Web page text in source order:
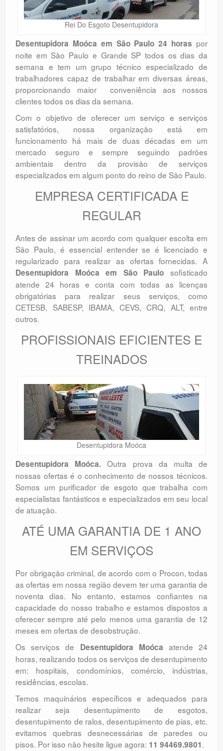
Rei Do Esgoto Desentupidora
Desentupidora Moóca em São Paulo 24 horas por
noite em São Paulo e Grande SP todos os dias da
semana e tem um grupo técnico especializado de
trabalhadores capaz de trabalhar em diversas áreas,
proporcionando maior conveniência aos nossos
clientes todos os dias da semana.
Com o objetivo de oferecer um serviço e serviços
satisfatórios, nossa organização está em
funcionamento há mais de duas décadas em um
mercado seguro e sempre seguindo padrões
ambientais dentro da provisão de serviços
especializados em algum ponto do reino de São Paulo.
EMPRESA CERTIFICADA E
REGULAR
Antes de assinar um acordo com qualquer escolta em
São Paulo, é essencial entender se é licenciado e
regularizado para realizar as ofertas fornecidas. A
Desentupidora Moóca em São Paulo sofisticado
atende 24 horas e conta com todas as licenças
obrigatórias para realizar seus serviços, como
CETESB, SABESP, IBAMA, CEVS, CRQ, ALT, entre
outros.
PROFISSIONAIS EFICIENTES E
TREINADOS
Desentupidora Moóca
Desentupidora Moóca.Outra prova da multa de
nossas ofertas é o conhecimento de nossos técnicos.
Somos um purificador de esgoto que trabalha com
especialistas fantásticos e especializados em seu local
de atuação.
ATÉ UMA GARANTIA DE 1 ANO
EM SERVIÇOS
Por obrigação criminal, de acordo com o Procon, todas
as ofertas em nossa região devem ter uma garantia de
noventa dias. No entanto, estamos confiantes na
capacidade do nosso trabalho e estamos dispostos a
oferecer sempre até pelo menos uma garantia de 12
meses em ofertas de desobstrução.
Os serviços de Desentupidora Moóca atende 24
horas, realizando todos os serviços de desentupimento
em: hospitais, condomínios, comércio, indústrias,
residências, escolas.
Temos maquinários específicos e adequados para
realizar seja desentupimento de esgotos,
desentupimento de ralos, desentupimento de pias, etc.
evitamos quebras desnecessárias de paredes ou
pisos. Por isso não hesite ligue agora: 11 94469.9801.